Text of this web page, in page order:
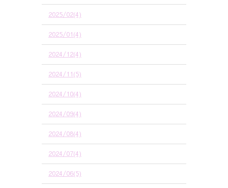
2025/02(4)
2025/01(4)
2024/12(4)
2024/11(5)
2024/10(4)
2024/09(4)
2024/08(4)
2024/07(4)
2024/06(5)